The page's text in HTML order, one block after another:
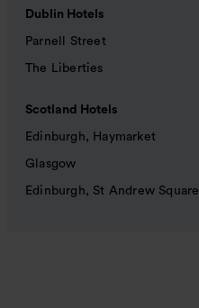
Dublin Hotels
Parnell Street
The Liberties
Scotland Hotels
Edinburgh, Haymarket
Glasgow
Edinburgh, St Andrew Square